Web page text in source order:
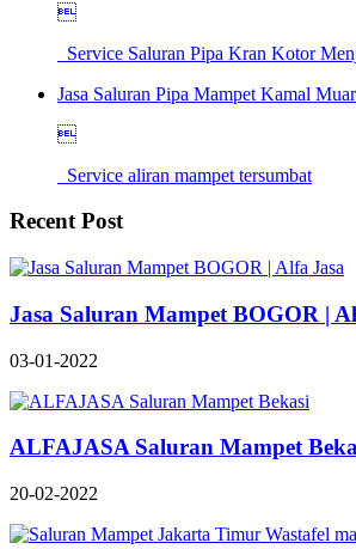

Service Saluran Pipa Kran Kotor
Jasa Saluran Pipa Mampet Kamal

Service aliran mampet tersumbat
Recent Post
Jasa Saluran Mampet BOGOR |
03-01-2022
ALFAJASA Saluran Mampet
20-02-2022